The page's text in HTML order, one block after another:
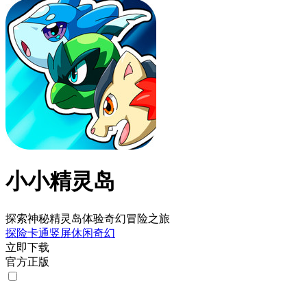
小小精灵岛
探索神秘精灵岛体验奇幻冒险之旅
探险卡通竖屏休闲奇幻
立即下载
官方正版